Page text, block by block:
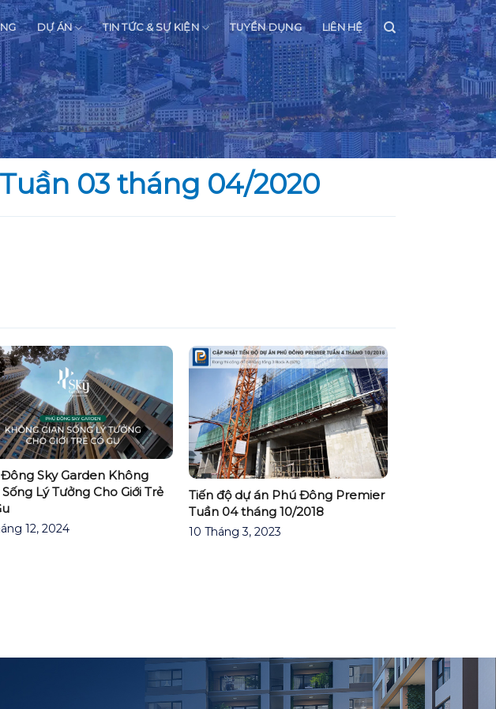
DỰ ÁN TIN TỨC & SỰ KIỆN TUYỂN DỤNG LIÊN HỆ
03 tháng 04/2020
Sky Garden Không
Sống Lý Tưởng Cho Giới Trẻ
12, 2024
Tiến độ dự án Phú Đông Premier
Tuần 04 tháng 10/2018
10 Tháng 3, 2023